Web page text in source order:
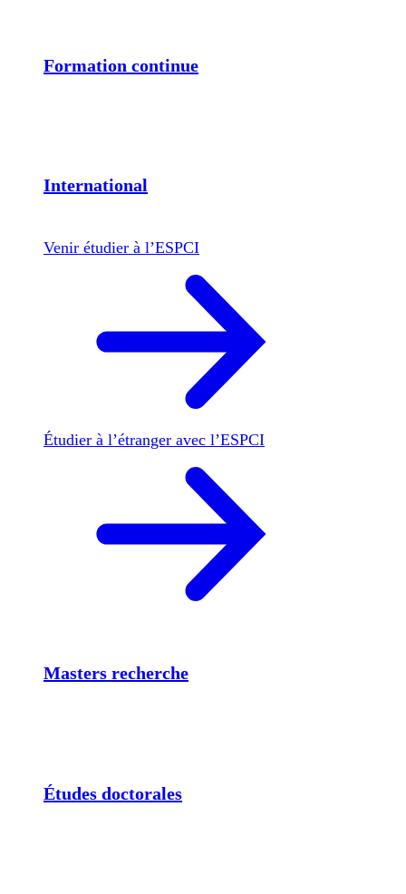
Formation continue
International
Venir étudier à l’ESPCI
Étudier à l’étranger avec l’ESPCI
Masters recherche
Études doctorales